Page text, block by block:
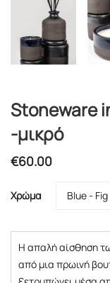
Stoneware
-μικρό
€60.00
Χρώμα
Η απαλή αίσθηση
από μια πρωινή